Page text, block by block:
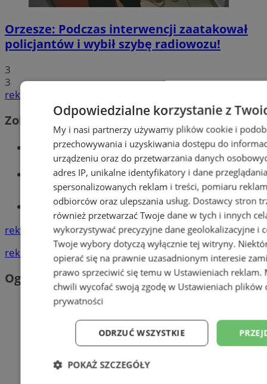
Orzesze: Podczas interwencji zaatakował
policjantów i wybił szybę radiowozu!
3
3
reklama
Zobacz również
Wiadomości kryminalne w Orzeszu
Wiadomości lokalne
Tworzenie stron www - Orzesze
reklama
reklama
Ogłoszenia
Odpowiedzialne korzystanie z
My i nasi partnerzy używamy plików cookie i
przechowywania i uzyskiwania dostępu do
urządzeniu oraz do przetwarzania danych
adres IP, unikalne identyfikatory i dane
spersonalizowanych reklam i treści, pomiaru
odbiorców oraz ulepszania usług. Dostawcy stron
również przetwarzać Twoje dane w tych i innych
wykorzystywać precyzyjne dane geolokalizacyjne i
Twoje wybory dotyczą wyłącznie tej witryny.
opierać się na prawnie uzasadnionym interesie
prawo sprzeciwić się temu w Ustawieniach reklam.
chwili wycofać swoją zgodę w Ustawieniach plików
prywatności
ODRZUĆ WSZYSTKIE
POKAŻ SZCZEGÓŁY